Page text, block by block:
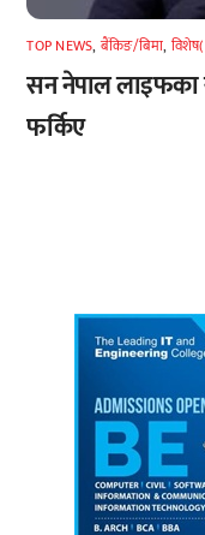
TOP NEWS, बैंकिङ/बिमा,
सन नेपाल लाइफका
फर्किए